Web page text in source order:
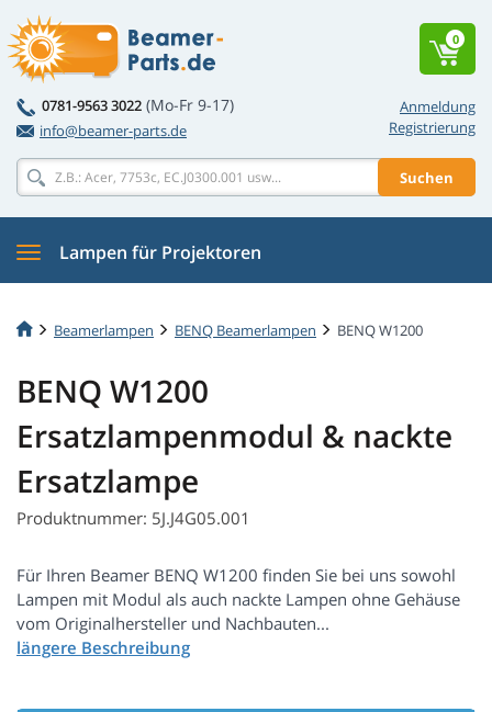
Anmeldung
Registrierung
0781-9563 3022 (Mo-Fr 9-17)
info@beamer-parts.de
Suchen
0
Lampen für Projektoren
Beamerlampen BENQ Beamerlampen BENQ W1200
BENQ W1200
Ersatzlampenmodul & nackte
Ersatzlampe
Produktnummer: 5J.J4G05.001
Für Ihren Beamer BENQ W1200 finden Sie bei uns sowohl
Lampen mit Modul als auch nackte Lampen ohne Gehäuse
vom Originalhersteller und Nachbauten...